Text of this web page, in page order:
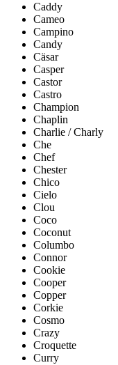
Caddy
Cameo
Campino
Candy
Cäsar
Casper
Castor
Castro
Champion
Chaplin
Charlie / Charly
Che
Chef
Chester
Chico
Cielo
Clou
Coco
Coconut
Columbo
Connor
Cookie
Cooper
Copper
Corkie
Cosmo
Crazy
Croquette
Curry